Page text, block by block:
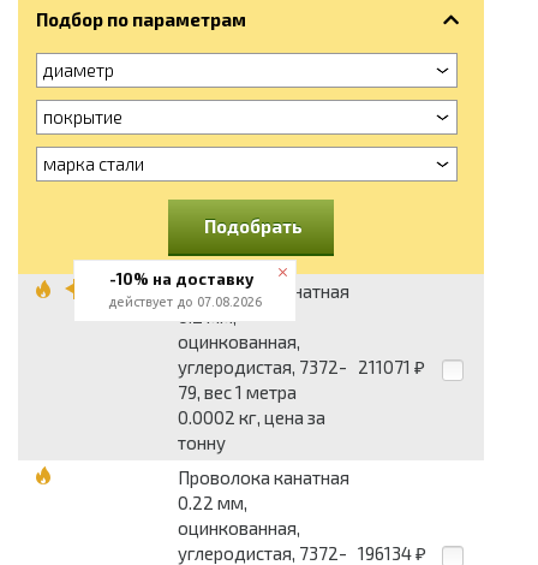
Подбор по параметрам
диаметр
покрытие
марка стали
Подобрать
Проволока канатная
0.2 мм,
оцинкованная,
углеродистая, 7372-
79, вес 1 метра
0.0002 кг, цена за
тонну
211071 ₽
Проволока канатная
0.22 мм,
оцинкованная,
углеродистая, 7372- 196134 ₽
-10% на доставку
действует до 07.08.2026